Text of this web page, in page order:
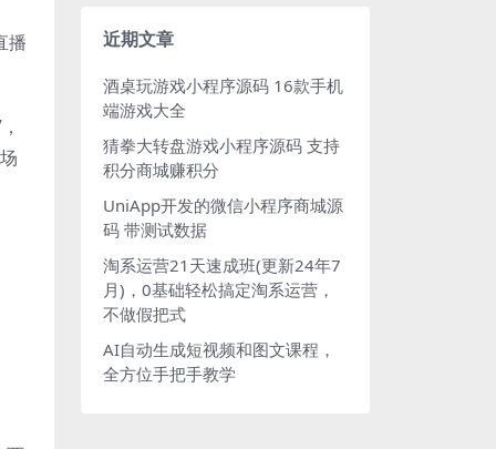
播
近期文章
酒桌玩游戏小程序源码 16款手机
端游戏大全
猜拳大转盘游戏小程序源码 支持
积分商城赚积分
UniApp开发的微信小程序商城源
码 带测试数据
淘系运营21天速成班(更新24年7
月)，0基础轻松搞定淘系运营，
不做假把式
AI自动生成短视频和图文课程，
全方位手把手教学